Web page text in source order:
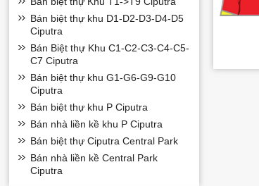
Bán biệt thự khu D1-D2-D3-D4-D5
Ciputra
Bán Biệt thự Khu C1-C2-C3-C4-C5-
C7 Ciputra
Bán biệt thự khu G1-G6-G9-G10
Ciputra
Bán biệt thự khu P Ciputra
Bán nhà liền kề khu P Ciputra
Bán biệt thự Ciputra Central Park
Bán nhà liền kề Central Park
Ciputra